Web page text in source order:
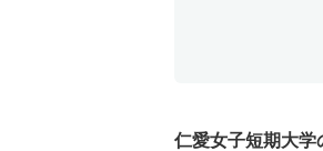
仁愛女子短期大学